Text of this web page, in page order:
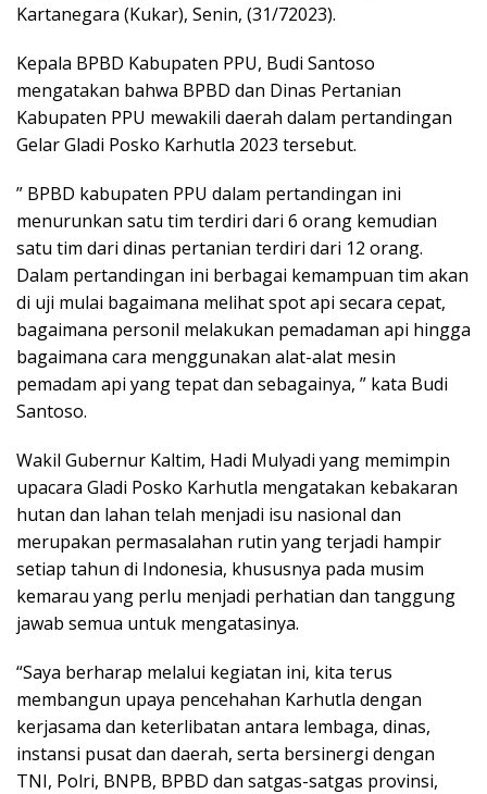
Kartanegara (Kukar), Senin, (31/72023).
Kepala BPBD Kabupaten PPU, Budi Santoso
mengatakan bahwa BPBD dan Dinas Pertanian
Kabupaten PPU mewakili daerah dalam pertandingan
Gelar Gladi Posko Karhutla 2023 tersebut.
” BPBD kabupaten PPU dalam pertandingan ini
menurunkan satu tim terdiri dari 6 orang kemudian
satu tim dari dinas pertanian terdiri dari 12 orang.
Dalam pertandingan ini berbagai kemampuan tim akan
di uji mulai bagaimana melihat spot api secara cepat,
bagaimana personil melakukan pemadaman api hingga
bagaimana cara menggunakan alat-alat mesin
pemadam api yang tepat dan sebagainya, ” kata Budi
Santoso.
Wakil Gubernur Kaltim, Hadi Mulyadi yang memimpin
upacara Gladi Posko Karhutla mengatakan kebakaran
hutan dan lahan telah menjadi isu nasional dan
merupakan permasalahan rutin yang terjadi hampir
setiap tahun di Indonesia, khususnya pada musim
kemarau yang perlu menjadi perhatian dan tanggung
jawab semua untuk mengatasinya.
“Saya berharap melalui kegiatan ini, kita terus
membangun upaya pencehahan Karhutla dengan
kerjasama dan keterlibatan antara lembaga, dinas,
instansi pusat dan daerah, serta bersinergi dengan
TNI, Polri, BNPB, BPBD dan satgas-satgas provinsi,